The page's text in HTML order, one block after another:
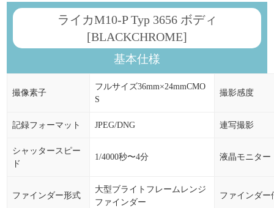
ライカM10-P Typ 3656 ボディ
[BLACKCHROME]
基本仕様
撮像素子
フルサイズ36mm×24mmCMO
S
撮影感度
記録フォーマット JPEG/DNG 連写撮影
シャッタースピー
ド
1/4000秒〜4分 液晶モニター
ファインダー形式
大型ブライトフレームレンジ
ファインダー
ファインダー